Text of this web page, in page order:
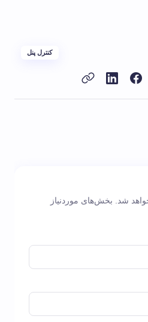
کنترل پنل
شد.
بخش‌های موردنیاز